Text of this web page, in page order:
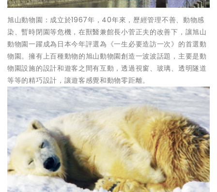
旭山動物園：成立於1967年，40年來，歷經管理不善、動物感
染、暫時閉園等危機，在獸醫兼館長小菅正夫的改善下，讓旭山
動物園一躍成為日本今年評選為《一生必要造訪一次》的首選動
物園。擁有上百種動物的旭山動物園創造一波波話題，主要是動
物園設施的設計和遊客之間有互動，透過視窗、玻璃、透明隧道
等等的精巧設計，讓遊客感覺和動物零距離。